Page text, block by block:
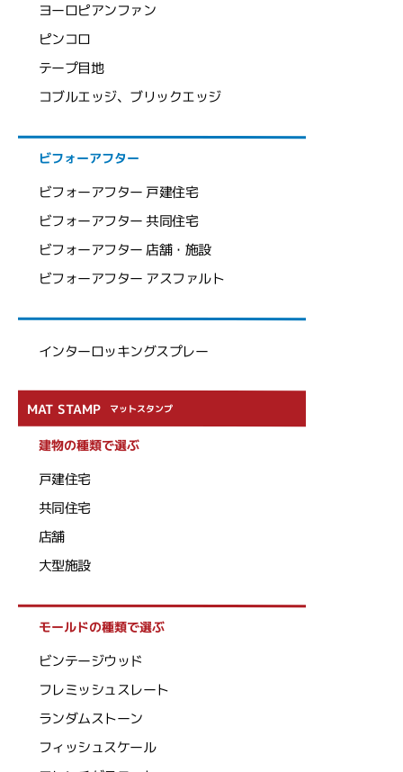
ヨーロピアンファン
ピンコロ
テープ目地
コブルエッジ、ブリックエッジ
ビフォーアフター
ビフォーアフター 戸建住宅
ビフォーアフター 共同住宅
ビフォーアフター 店舗・施設
ビフォーアフター アスファルト
インターロッキングスプレー
MAT STAMP マットスタンプ
建物の種類で選ぶ
戸建住宅
共同住宅
店舗
大型施設
モールドの種類で選ぶ
ビンテージウッド
フレミッシュスレート
ランダムストーン
フィッシュスケール